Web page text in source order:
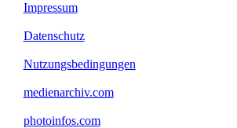
Impressum
Datenschutz
Nutzungsbedingungen
medienarchiv.com
photoinfos.com